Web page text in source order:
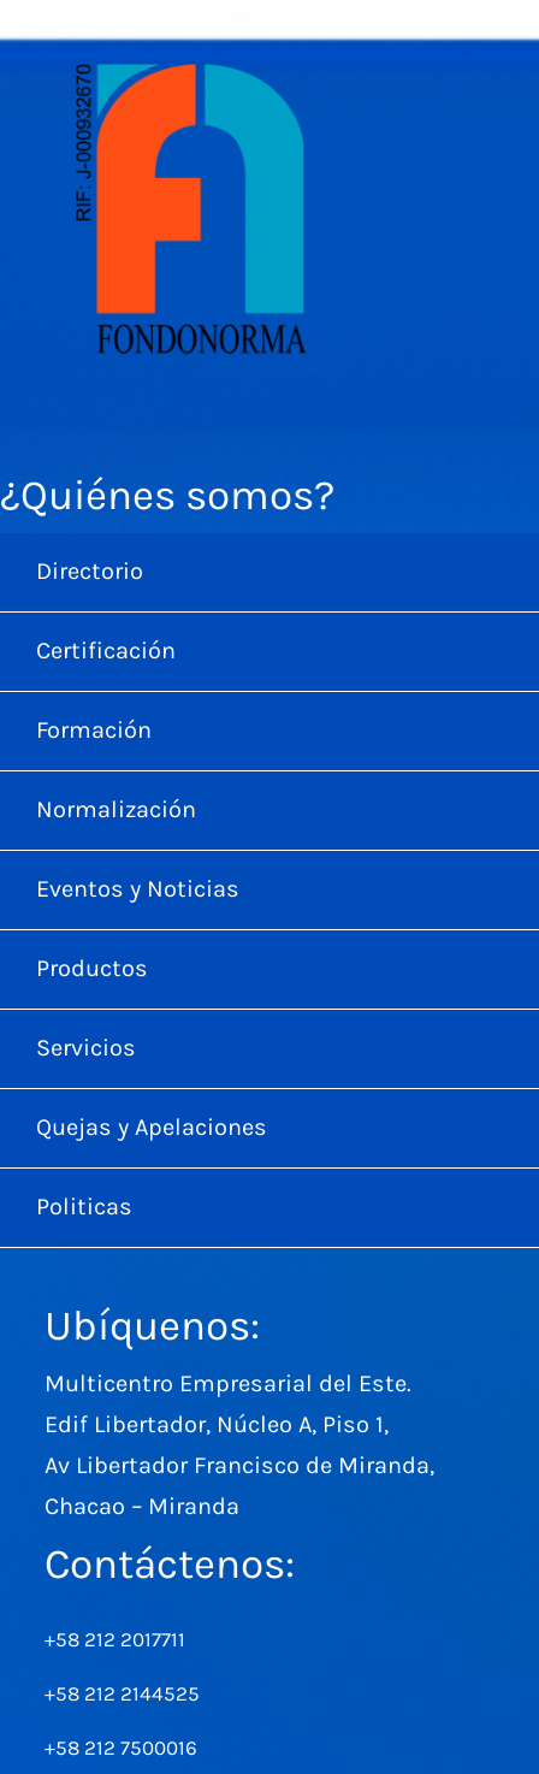
¿Quiénes somos?
Directorio
Certificación
Formación
Normalización
Eventos y Noticias
Productos
Servicios
Quejas y Apelaciones
Politicas
Ubíquenos:
Multicentro Empresarial del Este.
Edif Libertador, Núcleo A, Piso 1,
Av Libertador Francisco de Miranda,
Chacao – Miranda
Contáctenos:
+58 212 2017711
+58 212 2144525
+58 212 7500016